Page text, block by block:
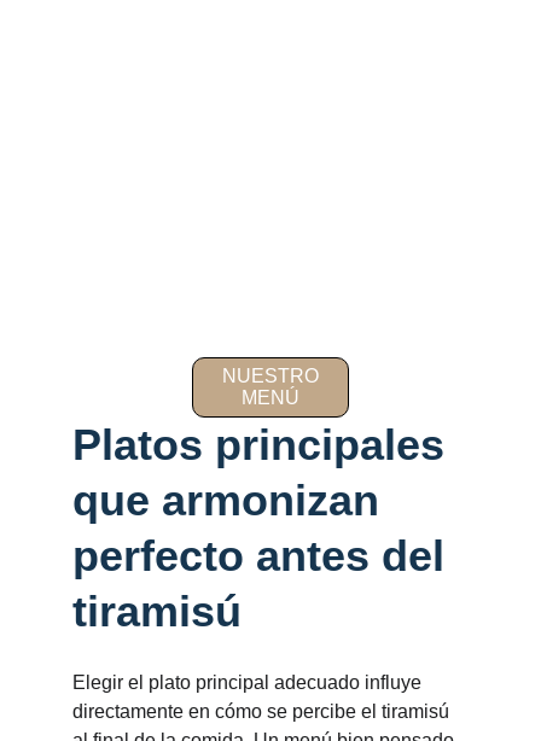
NUESTRO
MENÚ
Platos principales
que armonizan
perfecto antes del
tiramisú
Elegir el plato principal adecuado influye
directamente en cómo se percibe el tiramisú